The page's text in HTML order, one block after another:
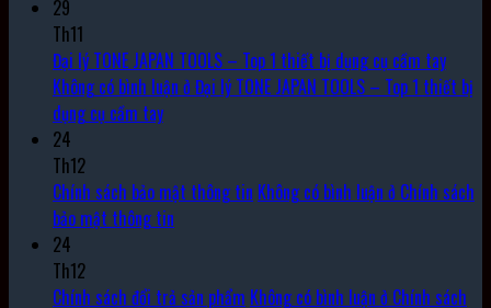
29
Th11
Đại lý TONE JAPAN TOOLS – Top 1 thiết bị dụng cụ cầm tay
Không có bình luận ở Đại lý TONE JAPAN TOOLS – Top 1 thiết bị
dụng cụ cầm tay
24
Th12
Chính sách bảo mật thông tin Không có bình luận ở Chính sách
bảo mật thông tin
24
Th12
Chính sách đổi trả sản phẩm Không có bình luận ở Chính sách